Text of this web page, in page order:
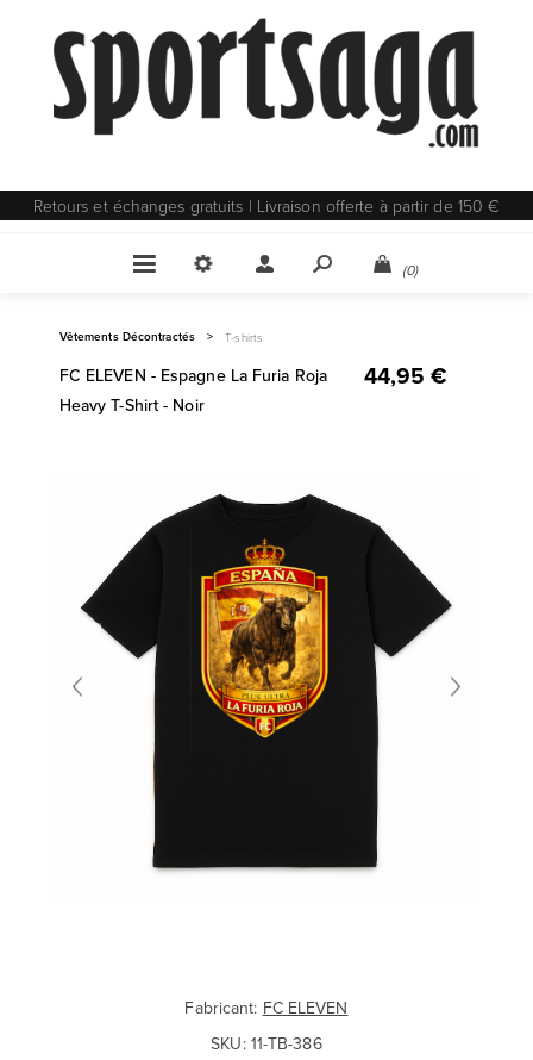
Retours et échanges gratuits | Livraison offerte à partir de 150 €
(0)
Vêtements Décontractés > T-shirts
FC ELEVEN - Espagne La Furia Roja
Heavy T-Shirt - Noir
44,95 €
Fabricant: FC ELEVEN
SKU: 11-TB-386